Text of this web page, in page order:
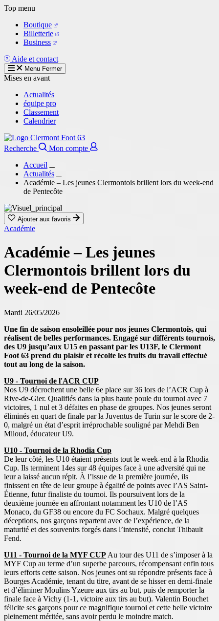
Aller
contenu
principal
Top menu
Boutique
Billetterie
Business
Aide et contact
Menu Fermer
Mises en avant
Actualités
équipe pro
Classement
Calendrier
Recherche
Mon compte
Accueil
Actualités
Académie – Les jeunes Clermontois brillent lors du week-end
de Pentecôte
Ajouter aux favoris
Académie
Académie – Les jeunes
Clermontois brillent lors du
week-end de Pentecôte
Mardi 26/05/2026
Une fin de saison ensoleillée pour nos jeunes Clermontois, qui
réalisent de belles performances. Engagé sur différents tournois,
des U9 jusqu’aux U15 en passant par les U13F, le Clermont
Foot 63 prend du plaisir et récolte les fruits du travail effectué
tout au long de la saison.
U9 - Tournoi de l'ACR CUP
Nos U9 décrochent une belle 6e place sur 36 lors de l’ACR Cup à
Rive-de-Gier. Qualifiés dans la plus haute poule du tournoi avec 7
victoires, 1 nul et 3 défaites en phase de groupes. Nos jeunes seront
éliminés en quart de finale par la Juventus de Turin sur le score de 2-
0, malgré un état d’esprit irréprochable souligné par Mehdi Ben
Miloud, éducateur U9.
U10 - Tournoi de la Rhodia Cup
De leur côté, les U10 étaient présents tout le week-end à la Rhodia
Cup. Ils terminent 14es sur 48 équipes face à une adversité qui ne
leur a laissé aucun répit. À l’issue de la première journée, ils
finissent en tête de leur groupe à égalité de points avec l’AS Saint-
Étienne, futur finaliste du tournoi. Ils poursuivent lors de la
deuxième journée en affrontant notamment les U10 de l’AS
Monaco, du GF38 ou encore du FC Sochaux. Malgré quelques
déceptions, nos garçons repartent avec de l’expérience, de la
maturité et des souvenirs forgés dans l’intensité, conclut Thibault
Fend.
U11 - Tournoi de la MYF CUP Au tour des U11 de s’imposer à la
MYF Cup au terme d’un superbe parcours, récompensant enfin tous
leurs efforts cette saison. Nos jeunes ont su répondre présents face à
Bourges Académie, tenant du titre, avant de se hisser en demi-finale
et d’éliminer Moulins Yzeure aux tirs au but, puis de remporter la
finale face à Vichy (1-1, victoire aux tirs au but). Valentin Bouchet
félicite ses garçons pour ce magnifique tournoi et cette belle victoire
pleinement méritée, sans avoir perdu le moindre match.